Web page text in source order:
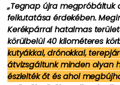
„Tegnap újra megpróbáltuk
felkutatása érdekében.
Kerékpárral hatalmas
körülbelül 40 kilométeres
kutyákkal, drónokkal,
átvizsgáltunk minden olyan
észlelték őt és ahol